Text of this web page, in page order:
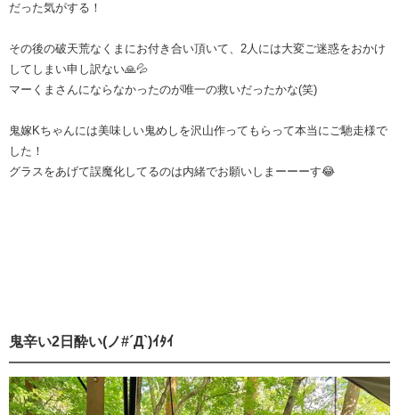
だった気がする！
その後の破天荒なくまにお付き合い頂いて、2人には大変ご迷惑をおかけ
してしまい申し訳ない🙏💦
マーくまさんにならなかったのが唯一の救いだったかな(笑)
鬼嫁Kちゃんには美味しい鬼めしを沢山作ってもらって本当にご馳走様で
した！
グラスをあげて誤魔化してるのは内緒でお願いしまーーーす😂
鬼辛い2日酔い(ノ#´Д`)ｲﾀｲ